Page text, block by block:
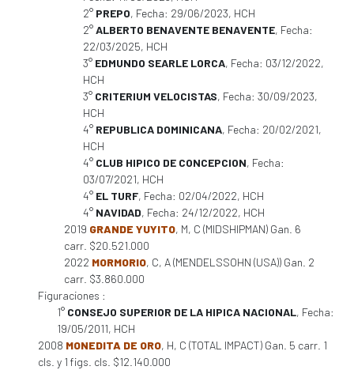
2° PREPO, Fecha: 29/06/2023, HCH
2°ALBERTO BENAVENTE BENAVENTE, Fecha:
22/03/2025, HCH
3° EDMUNDO SEARLE LORCA, Fecha: 03/12/2022,
HCH
3° CRITERIUM VELOCISTAS, Fecha: 30/09/2023,
HCH
4° REPUBLICA DOMINICANA, Fecha: 20/02/2021,
HCH
4° CLUB HIPICO DE CONCEPCION, Fecha:
03/07/2021, HCH
4° EL TURF, Fecha: 02/04/2022, HCH
4° NAVIDAD, Fecha: 24/12/2022, HCH
2019 GRANDE YUYITO, M, C (MIDSHIPMAN) Gan. 6
carr. $20.521.000
2022 MORMORIO, C, A (MENDELSSOHN (USA)) Gan. 2
carr. $3.860.000
Figuraciones :
1° CONSEJO SUPERIOR DE LA HIPICA NACIONAL, Fecha:
19/05/2011, HCH
2008 MONEDITA DE ORO, H, C (TOTAL IMPACT) Gan. 5 carr. 1
cls. y 1 figs. cls. $12.140.000